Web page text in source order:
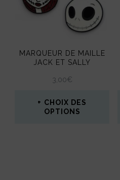
MARQUEUR DE MAILLE
JACK ET SALLY
3,00€
CHOIX DES
OPTIONS